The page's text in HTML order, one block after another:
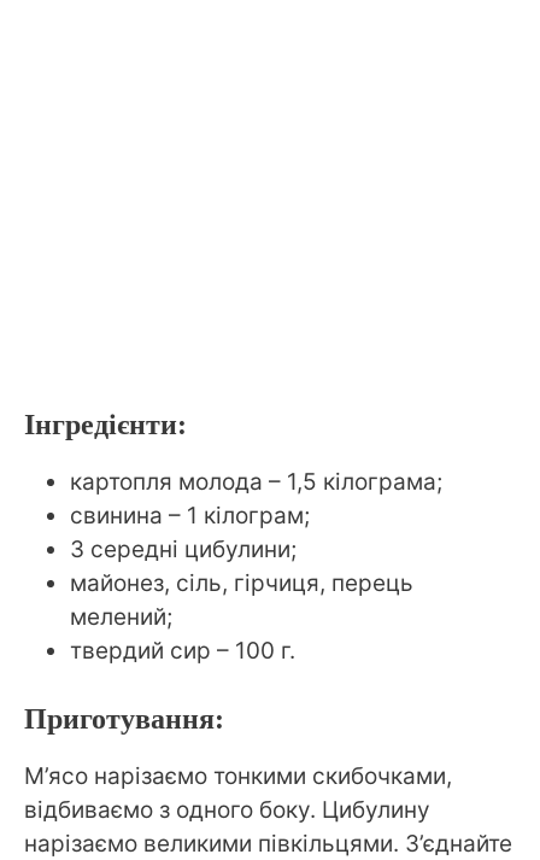
Інгредієнти:
картопля молода – 1,5 кілограма;
свинина – 1 кілограм;
3 середні цибулини;
майонез, сіль, гірчиця, перець
мелений;
твердий сир – 100 г.
Приготування:
М’ясо нарізаємо тонкими скибочками,
відбиваємо з одного боку. Цибулину
нарізаємо великими півкільцями. З’єднайте